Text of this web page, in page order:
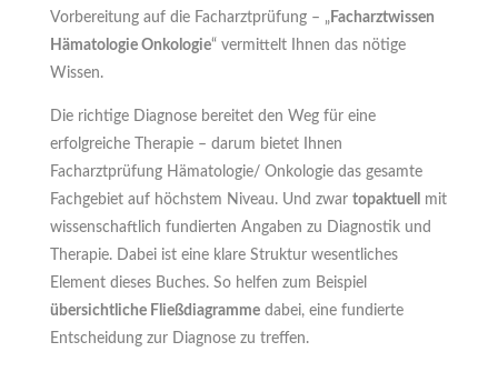
Vorbereitung auf die Facharztprüfung – „Facharztwissen
Hämatologie Onkologie“ vermittelt Ihnen das nötige
Wissen.
Die richtige Diagnose bereitet den Weg für eine
erfolgreiche Therapie – darum bietet Ihnen
Facharztprüfung Hämatologie/ Onkologie das gesamte
Fachgebiet auf höchstem Niveau. Und zwar topaktuell
mit
wissenschaftlich fundierten Angaben zu Diagnostik und
Therapie. Dabei ist eine klare Struktur wesentliches
Element dieses Buches. So helfen zum Beispiel
übersichtliche Fließdiagrammedabei, eine fundierte
Entscheidung zur Diagnose zu treffen.